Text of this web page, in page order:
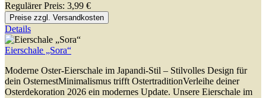
Regulärer Preis: 3,99 €
Preise zzgl. Versandkosten
Details
Eierschale „Sora“
Moderne Oster-Eierschale im Japandi-Stil – Stilvolles Design für
dein OsternestMinimalismus trifft OstertraditionVerleihe deiner
Osterdekoration 2026 ein modernes Update. Unsere Eierschale im